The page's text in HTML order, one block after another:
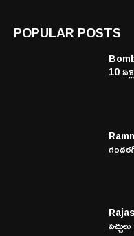
POPULAR POSTS
10